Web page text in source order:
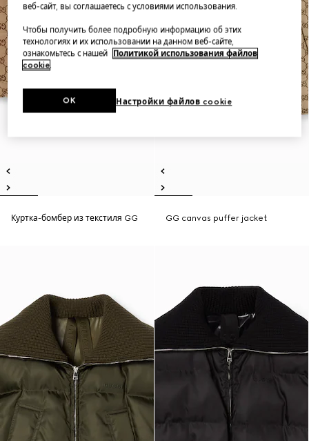
Куртка-бомбер из текстиля GG GG canvas puffer jacket
веб-сайт, вы соглашаетесь с условиями использования.
Чтобы получить более подробную информацию об этих
технологиях и их использовании на данном веб-сайте,
ознакомьтесь с нашей
Политикой использования файлов
cookie.
Настройки файлов cookie
OK